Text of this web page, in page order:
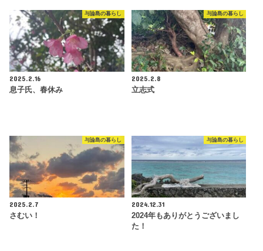
与論島の暮らし
2025.2.16
息子氏、春休み
与論島の暮らし
2025.2.8
立志式
与論島の暮らし
2025.2.7
さむい！
与論島の暮らし
2024.12.31
2024年もありがとうございまし
た！